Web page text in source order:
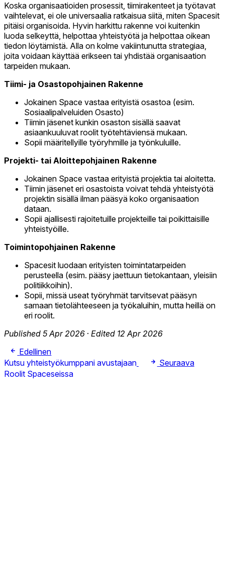
Koska organisaatioiden prosessit, tiimirakenteet ja työtavat
vaihtelevat, ei ole universaalia ratkaisua siitä, miten Spacesit
pitäisi organisoida. Hyvin harkittu rakenne voi kuitenkin
luoda selkeyttä, helpottaa yhteistyötä ja helpottaa oikean
tiedon löytämistä. Alla on kolme vakiintunutta strategiaa,
joita voidaan käyttää erikseen tai yhdistää organisaation
tarpeiden mukaan.
Tiimi- ja Osastopohjainen Rakenne
Jokainen Space vastaa erityistä osastoa (esim.
Sosiaalipalveluiden Osasto)
Tiimin jäsenet kunkin osaston sisällä saavat
asiaankuuluvat roolit työtehtäviensä mukaan.
Sopii määritellyille työryhmille ja työnkuluille.
Projekti- tai Aloittepohjainen Rakenne
Jokainen Space vastaa erityistä projektia tai aloitetta.
Tiimin jäsenet eri osastoista voivat tehdä yhteistyötä
projektin sisällä ilman pääsyä koko organisaation
dataan.
Sopii ajallisesti rajoitetuille projekteille tai poikittaisille
yhteistyöille.
Toimintopohjainen Rakenne
Spacesit luodaan erityisten toimintatarpeiden
perusteella (esim. pääsy jaettuun tietokantaan, yleisiin
politiikkoihin).
Sopii, missä useat työryhmät tarvitsevat pääsyn
samaan tietolähteeseen ja työkaluihin, mutta heillä on
eri roolit.
Published 5 Apr 2026 · Edited 12 Apr 2026
Edellinen
Kutsu yhteistyökumppani avustajaan
Seuraava
Roolit Spaceseissa